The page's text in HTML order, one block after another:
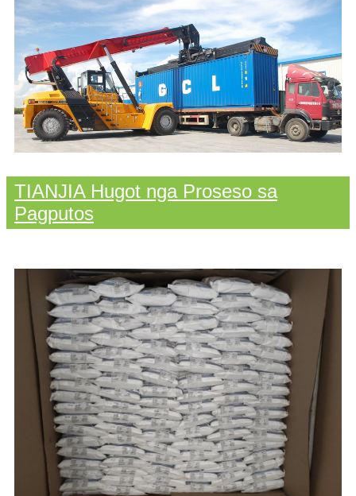
TIANJIA Hugot nga Proseso sa
Pagputos